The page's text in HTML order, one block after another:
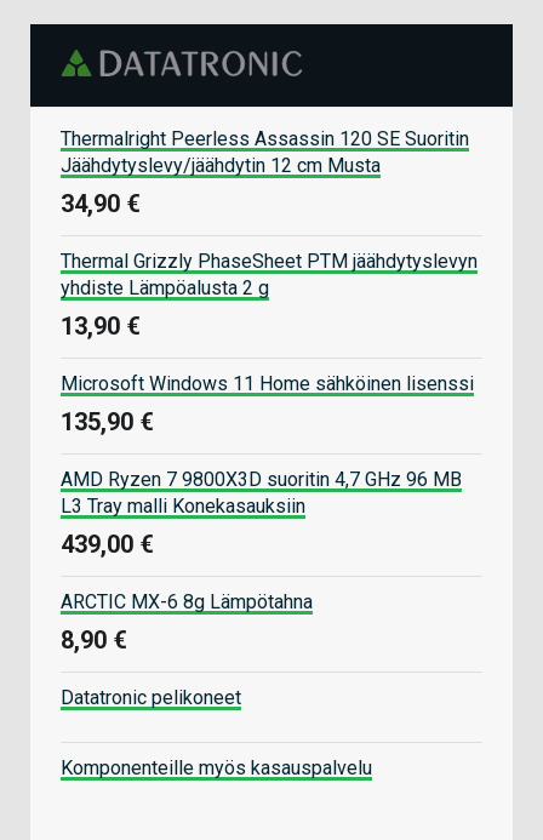
Thermalright Peerless Assassin 120 SE Suoritin
Jäähdytyslevy/jäähdytin 12 cm Musta
34,90 €
Thermal Grizzly PhaseSheet PTM jäähdytyslevyn
yhdiste Lämpöalusta 2 g
13,90 €
Microsoft Windows 11 Home sähköinen lisenssi
135,90 €
AMD Ryzen 7 9800X3D suoritin 4,7 GHz 96 MB
L3 Tray malli Konekasauksiin
439,00 €
ARCTIC MX-6 8g Lämpötahna
8,90 €
Datatronic pelikoneet
Komponenteille myös kasauspalvelu